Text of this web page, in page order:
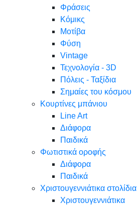
Φράσεις
Κόμικς
Μοτίβα
Φύση
Vintage
Τεχνολογία - 3D
Πόλεις - Ταξίδια
Σημαίες του κόσμου
Κουρτίνες μπάνιου
Line Art
Διάφορα
Παιδικά
Φωτιστικά οροφής
Διάφορα
Παιδικά
Χριστουγεννιάτικα στολίδια
Χριστουγεννιάτικα